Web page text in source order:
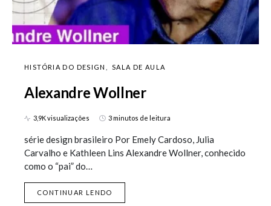
HISTÓRIA DO DESIGN SALA DE AULA
Alexandre Wollner
3,9K visualizações 3 minutos de leitura
série design brasileiro Por Emely Cardoso, Julia
Carvalho e Kathleen Lins Alexandre Wollner, conhecido
como o “pai” do…
CONTINUAR LENDO